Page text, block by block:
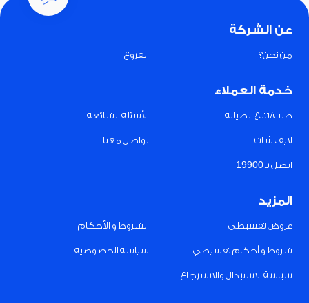
عن الشركة
من نحن؟ الفروع
خدمة العملاء
طلب/تتبع الصيانة الأسئلة الشائعة
لايف شات تواصل معنا
اتصل بـ 19900
المزيد
عروض تقسيطي الشروط و الأحكام
شروط و أحكام تقسيطي سياسة الخصوصية
سياسة الاستبدال والاسترجاع